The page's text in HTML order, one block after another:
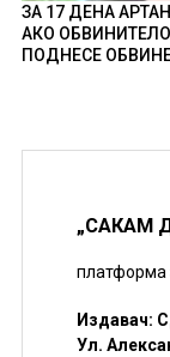
ЗА 17 ДЕНА
АКО
ПОДНЕСЕ
„САКАМ
платформа
Издавач:
Ул.